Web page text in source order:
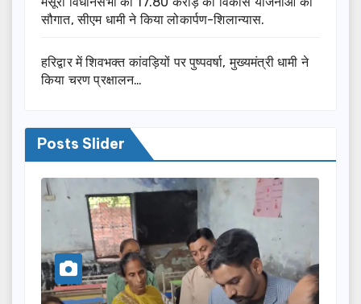
सौगात, सीएम धामी ने किया लोकार्पण-शिलान्यास.
हरिद्वार में शिवभक्त कांवड़ियों पर पुष्पवर्षा, मुख्यमंत्री धामी ने
किया चरण प्रक्षालन…
Posts Slider